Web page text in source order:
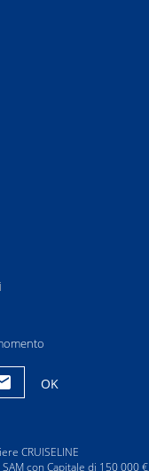
OK
CRUISELINE
con Capitale di 150 000 €